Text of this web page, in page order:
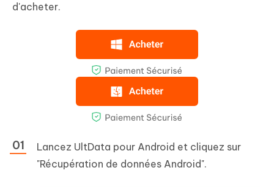
d'acheter.
Lancez UltData pour Android et cliquez sur
"Récupération de données Android".